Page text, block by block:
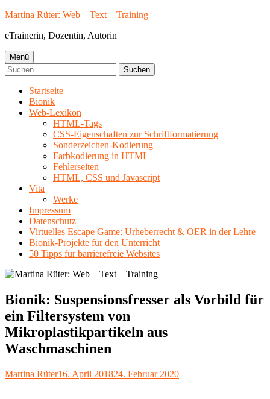
Springe
Inhalt
Martina Rüter: Web – Text – Training
eTrainerin, Dozentin, Autorin
Primäres
Menü
Menü
Suchen
nach:
Startseite
Bionik
Web-Lexikon
HTML-Tags
CSS-Eigenschaften zur Schriftformatierung
Sonderzeichen-Kodierung
Farbkodierung in HTML
Fehlerseiten
HTML, CSS und Javascript
Vita
Werke
Impressum
Datenschutz
Virtuelles Escape Game: Urheberrecht & OER in der Lehre
Bionik-Projekte für den Unterricht
50 Tipps für barrierefreie Websites
Bionik: Suspensionsfresser als Vorbild für
ein Filtersystem von
Mikroplastikpartikeln aus
Waschmaschinen
Autor
Martina RüterVeröffentlicht
16. April 201824. Februar 2020